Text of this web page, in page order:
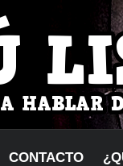
CONTACTO